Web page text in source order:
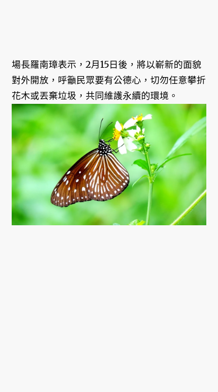
場長羅南璋表示，2月15日後，將以嶄新的面貌
對外開放，呼籲民眾要有公德心，切勿任意攀折
花木或丟棄垃圾，共同維護永續的環境。